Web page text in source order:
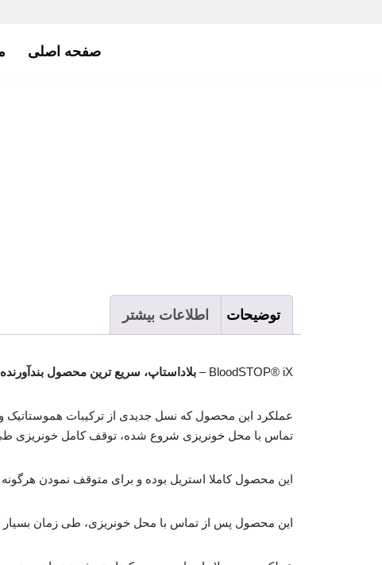
صفحه اصلی
توضیحات اطلاعات بیشتر
BloodSTOP® iX – بلاداستاپ، سریع ترین محصول
تماس با محل خونریزی شروع شده، توقف کامل خونریزی طی 1 الی 2 دقیقه انجام می پذیرد، سپس در بازه زمانی 2 الی 5 دقیقه هموستاز کامل صورت می
این محصول کاملا استریل بوده و برای متوقف نمودن
این محصول پس از تماس با محل خونریزی، طی زمان بسیار